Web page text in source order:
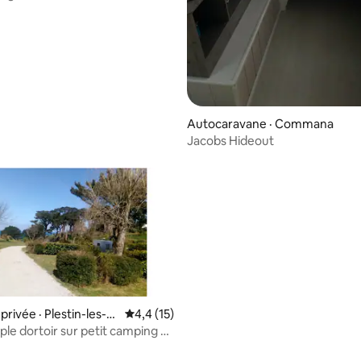
Autocaravane · Commana
Jacobs Hideout
· Plestin-les-G
Note moyenne de 4,4 sur 5, 15
4,4 (15)
dortoir sur petit camping vu